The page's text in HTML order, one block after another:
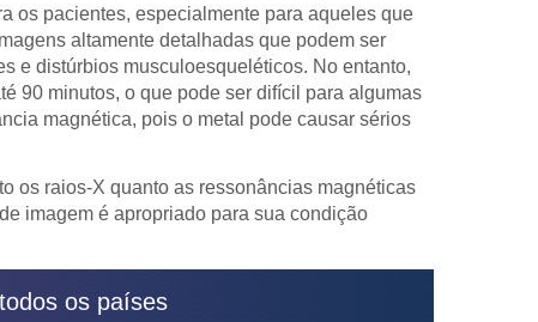
os pacientes, especialmente para aqueles que
altamente detalhadas que podem ser
e distúrbios musculoesqueléticos. No entanto,
90 minutos, o que pode ser difícil para algumas
magnética, pois o metal pode causar sérios
os raios-X quanto as ressonâncias magnéticas
imagem é apropriado para sua condição
os países